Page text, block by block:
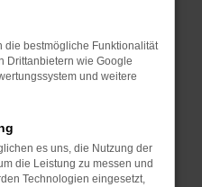
wie Werbeblocker,
Seiten
in einem privaten
die bestmögliche Funktionalität
Drittanbietern wie Google
und weitere
es uns, die Nutzung der
die Leistung zu messen und
Technologien eingesetzt,